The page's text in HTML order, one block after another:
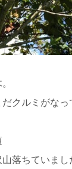
クルミがなっ
落ちていまし